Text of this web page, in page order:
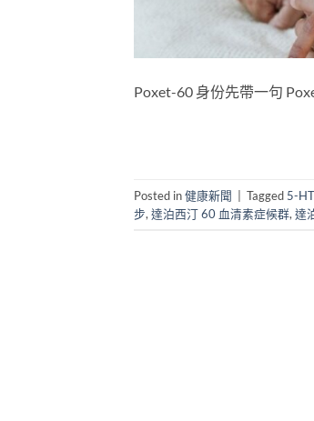
Poxet-60 身份先帶一句
Posted in健康新聞 | Tagged 5-
步, 達泊西汀 60 血清素症候群, 達